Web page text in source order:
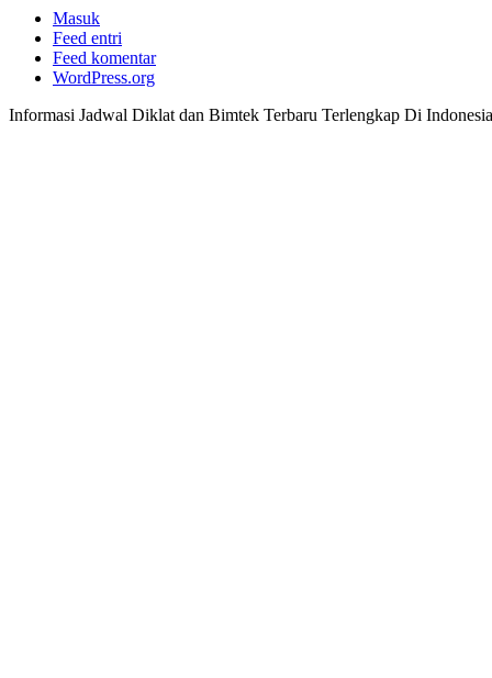
Masuk
Feed entri
Feed komentar
WordPress.org
Informasi Jadwal Diklat dan Bimtek Terbaru Terlengkap Di